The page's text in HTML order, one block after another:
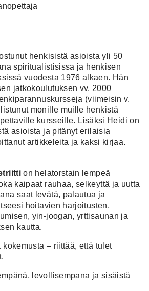
henkisistä asioista yli 50
spiritualistisissa ja henkisen
vuodesta 1976 alkaen. Hän
jatkokoulutuksen vv. 2000
(viimeisin v.
monille muille henkistä
kursseille. Lisäksi Heidi on
asioista ja pitänyt erilaisia
artikkeleita ja kaksi kirjaa.
on helatorstain lempeä
kaipaat rauhaa, selkeyttä ja uutta
saat levätä, palautua ja
hoitavien harjoitusten,
yin-joogan, yrttisaunan ja
kautta.
kokemusta – riittää, että tulet
levollisempana ja sisäistä